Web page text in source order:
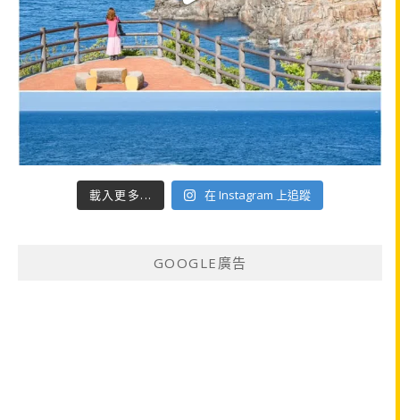
載入更多... 在 Instagram 上追蹤
GOOGLE廣告